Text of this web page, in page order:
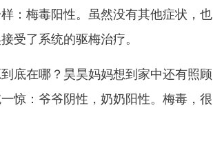
：梅毒阳性。虽然没有其他症状，也
受了系统的驱梅治疗。
底在哪？昊昊妈妈想到家中还有照顾
惊： 爷爷阴性，奶奶阳性。 梅毒，很